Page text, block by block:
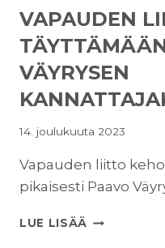
VAPAUDEN
VÄYRYSEN
14. joulukuuta 2023
Vapauden liitto
pikaisesti Paavo
LUE LISÄÄ VAPAUDEN